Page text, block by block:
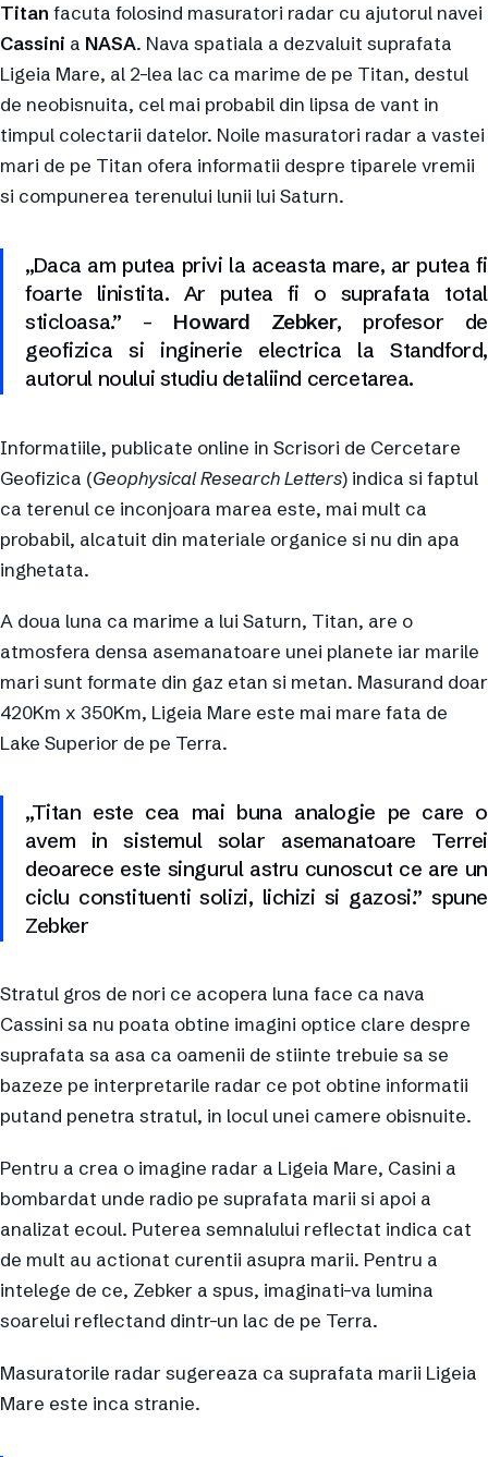
Titan facuta folosind masuratori radar cu ajutorul navei
Cassini a NASA. Nava spatiala a dezvaluit suprafata
Ligeia Mare, al 2-lea lac ca marime de pe Titan, destul
de neobisnuita, cel mai probabil din lipsa de vant in
timpul colectarii datelor. Noile masuratori radar a vastei
mari de pe Titan ofera informatii despre tiparele vremii
si compunerea terenului lunii lui Saturn.
„Daca am putea privi la aceasta mare, ar putea fi
foarte linistita. Ar putea fi o suprafata total
sticloasa.” – Howard Zebker, profesor de
geofizica si inginerie electrica la Standford,
autorul noului studiu detaliind cercetarea.
Informatiile, publicate online in Scrisori de Cercetare
Geofizica (Geophysical Research Letters) indica si faptul
ca terenul ce inconjoara marea este, mai mult ca
probabil, alcatuit din materiale organice si nu din apa
inghetata.
A doua luna ca marime a lui Saturn, Titan, are o
atmosfera densa asemanatoare unei planete iar marile
mari sunt formate din gaz etan si metan. Masurand doar
420Km x 350Km, Ligeia Mare este mai mare fata de
Lake Superior de pe Terra.
„Titan este cea mai buna analogie pe care o
avem in sistemul solar asemanatoare Terrei
deoarece este singurul astru cunoscut ce are un
ciclu constituenti solizi, lichizi si gazosi.” spune
Zebker
Stratul gros de nori ce acopera luna face ca nava
Cassini sa nu poata obtine imagini optice clare despre
suprafata sa asa ca oamenii de stiinte trebuie sa se
bazeze pe interpretarile radar ce pot obtine informatii
putand penetra stratul, in locul unei camere obisnuite.
Pentru a crea o imagine radar a Ligeia Mare, Casini a
bombardat unde radio pe suprafata marii si apoi a
analizat ecoul. Puterea semnalului reflectat indica cat
de mult au actionat curentii asupra marii. Pentru a
intelege de ce, Zebker a spus, imaginati-va lumina
soarelui reflectand dintr-un lac de pe Terra.
Masuratorile radar sugereaza ca suprafata marii Ligeia
Mare este inca stranie.